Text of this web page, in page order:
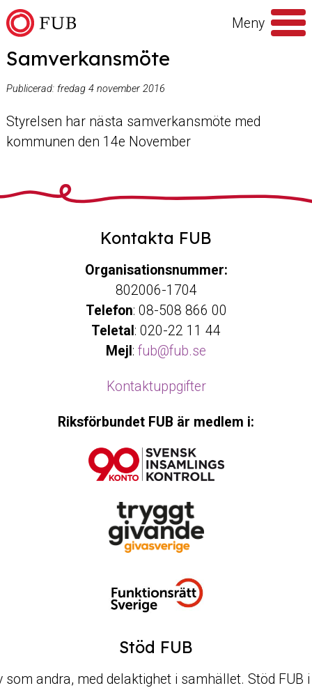
Hoppa till innehåll
Meny
Sök
efter
Samverkansmöte
Publicerad: fredag 4 november 2016
Styrelsen har nästa samverkansmöte med
kommunen den 14e November
Kontakta FUB
Organisationsnummer:
802006-1704
Telefon: 08-508 866 00
Teletal : 020-22 11 44
Mejl : fub@fub.se
Kontaktuppgifter
Riksförbundet FUB är medlem i:
Stöd FUB
som andra, med delaktighet i samhället. Stöd FUB